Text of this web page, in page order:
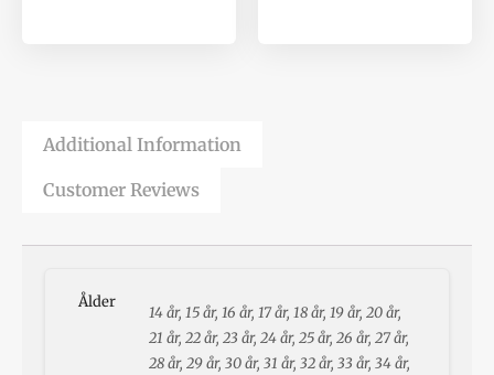
Additional Information
Customer Reviews
Ålder
14 år, 15 år, 16 år, 17 år, 18 år, 19 år, 20 år,
21 år, 22 år, 23 år, 24 år, 25 år, 26 år, 27 år,
28 år, 29 år, 30 år, 31 år, 32 år, 33 år, 34 år,